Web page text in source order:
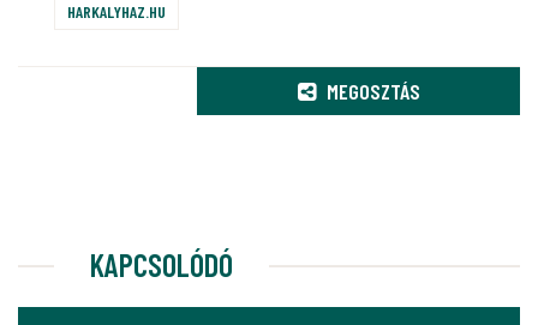
HARKALYHAZ.HU
MEGOSZTÁS
KAPCSOLÓDÓ